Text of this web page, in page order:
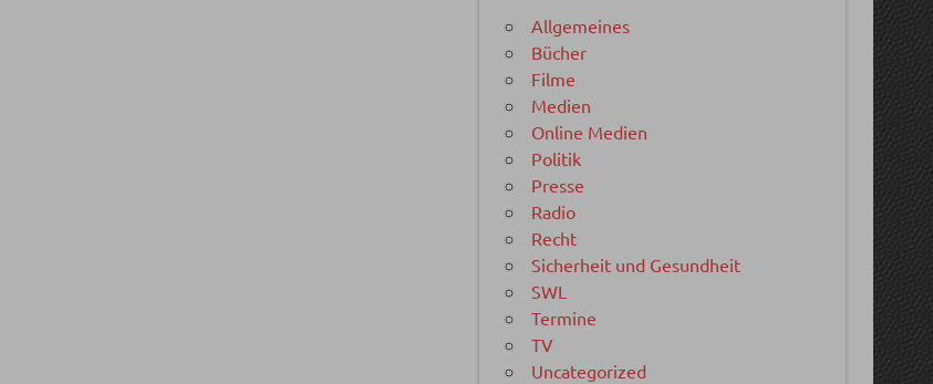
Allgemeines
Bücher
Filme
Medien
Online Medien
Politik
Presse
Radio
Recht
Sicherheit und Gesundheit
SWL
Termine
TV
Uncategorized